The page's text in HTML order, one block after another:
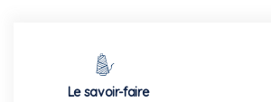
Le savoir-faire